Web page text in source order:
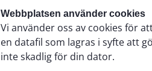
Webbplatsen använder cookies
Vi använder oss av cookies för
en datafil som lagras i syfte att
inte skadlig för din dator.